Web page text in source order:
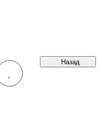
Назад